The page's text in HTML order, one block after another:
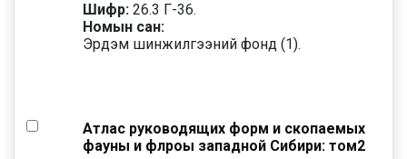
Шифр: 26.3 Г-36.
Номын сан:
Эрдэм шинжилгээний фонд (1).
Атлас руководящих форм и скопаемых
фауны и флроы западной Сибири: том2